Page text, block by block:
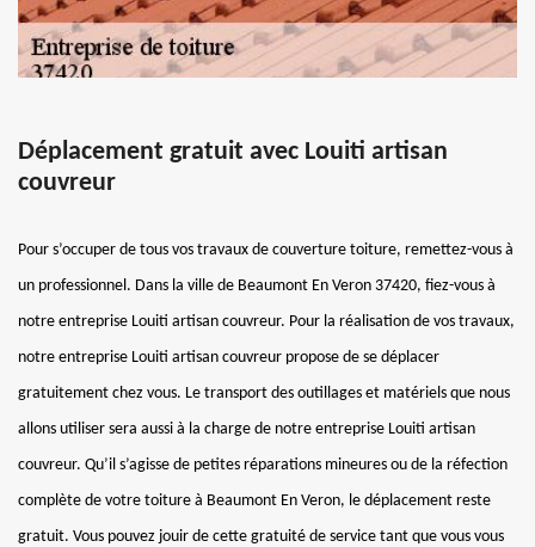
Déplacement gratuit avec Louiti artisan
couvreur
Pour s’occuper de tous vos travaux de couverture toiture, remettez-vous à
un professionnel. Dans la ville de Beaumont En Veron 37420, fiez-vous à
notre entreprise Louiti artisan couvreur. Pour la réalisation de vos travaux,
notre entreprise Louiti artisan couvreur propose de se déplacer
gratuitement chez vous. Le transport des outillages et matériels que nous
allons utiliser sera aussi à la charge de notre entreprise Louiti artisan
couvreur. Qu’il s’agisse de petites réparations mineures ou de la réfection
complète de votre toiture à Beaumont En Veron, le déplacement reste
gratuit. Vous pouvez jouir de cette gratuité de service tant que vous vous